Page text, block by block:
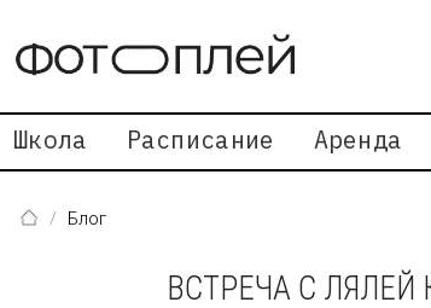
Школа Расписание Аренда
Блог
ВСТРЕЧА С